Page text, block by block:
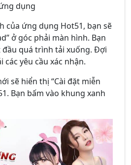
dụng
của ứng dụng Hot51, bạn sẽ
ở góc phải màn hình. Bạn
đầu quá trình tải xuống. Đợi
các yêu cầu xác nhận.
sẽ hiển thị “Cài đặt miễn
Bạn bấm vào khung xanh